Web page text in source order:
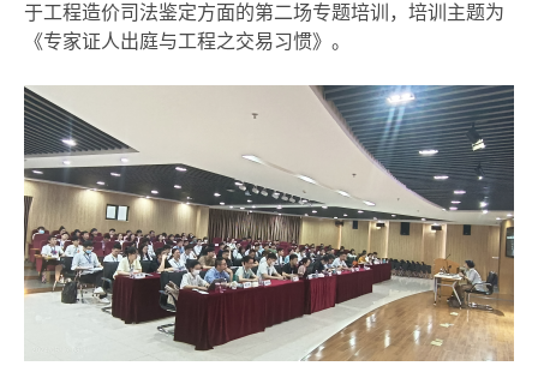
日
期：
于工程造价司法鉴定方面的第二场专题培训，培训主题为
《专家证人出庭与工程之交易习惯》。